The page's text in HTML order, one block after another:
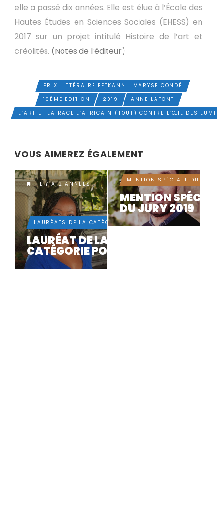
elle a passé dix années. Elle est élue à l’École des
Hautes Études en Sciences Sociales (EHESS) en
2017 sur un projet intitulé Histoire de l’art et
créolités. (Notes de l’éditeur)
PRIX LITTÉRAIRE FETKANN ! MARYSE CONDÉ
16ÈME EDITION
2019
ANNE LAFONT
L’ART ET LA RACE L’AFRICAIN (TOUT) CONTRE L’ŒIL DES
VOUS AIMEREZ ÉGALEMENT
IL Y A 2 ANNÉES
LAURÉATS DE LA CATÉGORIE POÉSIE
LAURÉAT DE LA
CATÉGORIE POÉSIE 2024
MENTION SPÉCIALE DU JURY
MENTION
DU JURY 2019